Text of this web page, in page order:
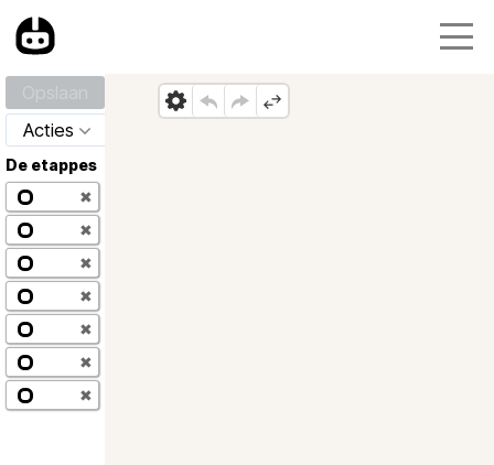
Acties
De etappes
✖
✖
✖
✖
✖
✖
✖